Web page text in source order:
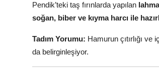
Pendik’teki taş fırınlarda yapılan
soğan, biber ve kıyma harcı ile
Tadım Yorumu: Hamurun çıtırlığı
da belirginleşiyor.